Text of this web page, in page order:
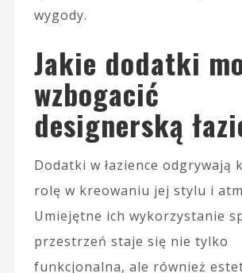
wygody.
Jakie dodatki
wzbogacić
designerską
Dodatki w łazience odgrywają
rolę w kreowaniu jej stylu i
Umiejętne ich wykorzystanie
przestrzeń staje się nie tylko
funkcjonalna, ale również